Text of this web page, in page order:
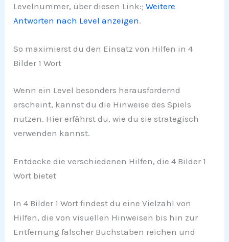
Levelnummer, über diesen Link:;Weitere
Antworten nach Level anzeigen.
So maximierst du den Einsatz von Hilfen in 4
Bilder 1 Wort
Wenn ein Level besonders herausfordernd
erscheint, kannst du die Hinweise des Spiels
nutzen. Hier erfährst du, wie du sie strategisch
verwenden kannst.
Entdecke die verschiedenen Hilfen, die 4 Bilder 1
Wort bietet
In 4 Bilder 1 Wort findest du eine Vielzahl von
Hilfen, die von visuellen Hinweisen bis hin zur
Entfernung falscher Buchstaben reichen und